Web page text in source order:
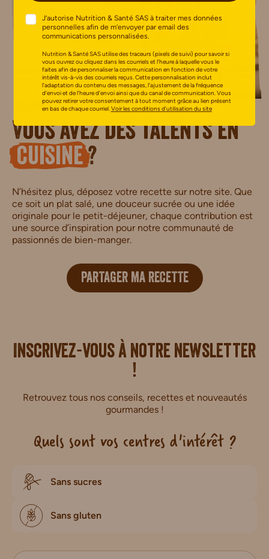
Vous avez des talents en
cuisine ?
N’hésitez plus, déposez votre recette sur notre site. Que
ce soit un plat salé, une douceur sucrée ou une idée
originale pour le petit-déjeuner, chaque contribution est
une source d’inspiration pour notre communauté de
passionnés de bien-manger.
PARTAGER MA RECETTE
Inscrivez-vous à notre newsletter
!
Retrouvez tous nos conseils, recettes et nouveautés
gourmandes !
Quels sont vos centres d'intérêt ?
Sans sucres
Sans gluten
J’autorise Nutrition & Santé SAS à traiter mes données
personnelles afin de m’envoyer par email des
communications personnalisées.
Nutrition & Santé SAS utilise des traceurs (pixels de suivi) pour savoir si
vous ouvrez ou cliquez dans les courriels et l’heure à laquelle vous le
faites afin de personnaliser la communication en fonction de votre
intérêt vis-à-vis des courriels reçus. Cette personnalisation inclut
l’adaptation du contenu des messages, l’ajustement de la fréquence
d’envoi et de l’heure d’envoi ainsi que du canal de communication. Vous
pouvez retirer votre consentement à tout moment grâce au lien présent
en bas de chaque courriel.Voir les conditions d’utilisation du site